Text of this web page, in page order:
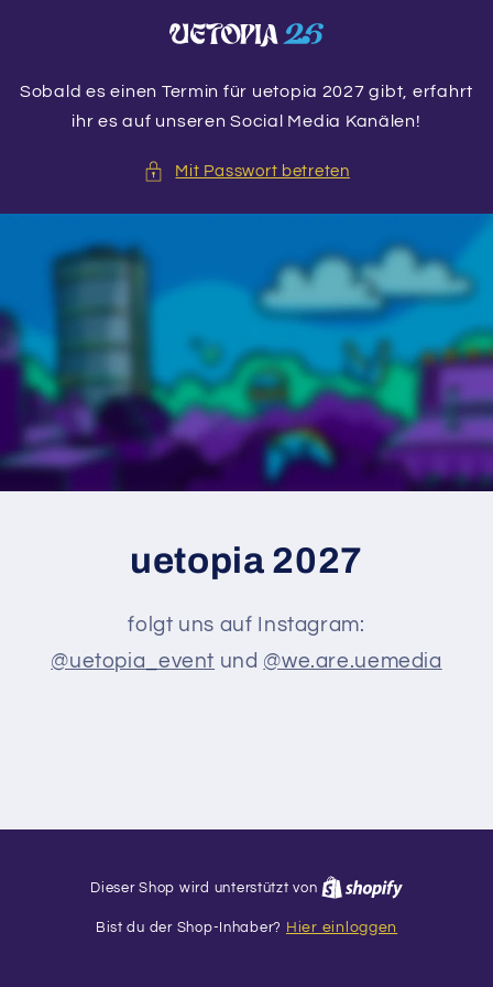
Sobald es einen Termin für uetopia 2027 gibt, erfahrt
ihr es auf unseren Social Media Kanälen!
Mit Passwort betreten
uetopia 2027
folgt uns auf Instagram:
@uetopia_event und @we.are.uemedia
Dieser Shop wird unterstützt von
Bist du der Shop-Inhaber? Hier einloggen